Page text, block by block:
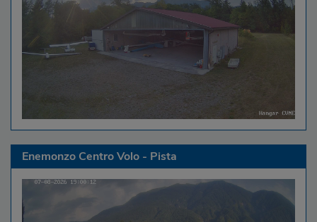
Enemonzo Centro Volo - Pista